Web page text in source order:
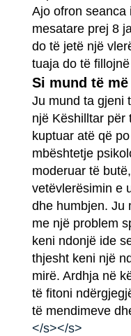
Ajo ofron seanca
mesatare prej 8
do të jetë një
tuaja do të
Si mund të
Ju mund ta gjeni
një Këshilltar për
kuptuar atë që
mbështetje
moderuar të
vetëvlerësimin e
dhe humbjen. Ju
me një problem
keni ndonjë ide
thjesht keni një
mirë. Ardhja në
të fitoni
të mendimeve
</s></s>